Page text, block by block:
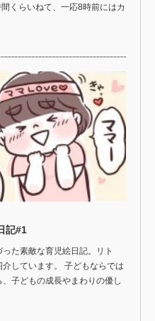
くらいねて、一応8時前にはカ
記#1
た素敵な育児絵日記。リト
しています。 子どもならでは
子どもの成長やまわりの優し